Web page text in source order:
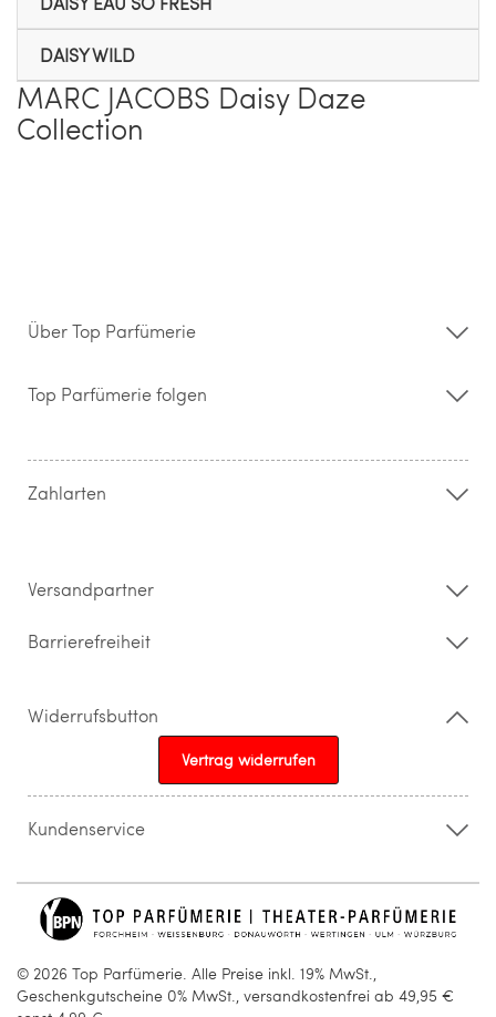
DAISY WILD
MARC JACOBS Daisy Daze
Collection
Über Top Parfümerie
Storefinder
Kontakt
Widerrufsrecht & Rückgabebedingungen
Top Parfümerie folgen
Zahlarten
Versandpartner
Barrierefreiheit
Widerrufsbutton
Vertrag widerrufen
Kundenservice
info@topparfuemerie.de
© 2026 Top Parfümerie. Alle Preise inkl. 19% MwSt.,
Geschenkgutscheine 0% MwSt., versandkostenfrei ab 49,95 €